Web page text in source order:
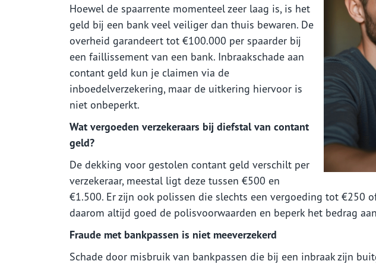
Hoewel de spaarrente momenteel zeer laag is, is het
geld bij een bank veel veiliger dan thuis bewaren. De
overheid garandeert tot €100.000 per spaarder bij
een faillissement van een bank. Inbraakschade aan
contant geld kun je claimen via de
inboedelverzekering, maar de uitkering hiervoor is
niet onbeperkt.
Wat vergoeden verzekeraars bij diefstal van contant
geld?
De dekking voor gestolen contant geld verschilt per
verzekeraar, meestal ligt deze tussen €500 en
€1.500. Er zijn ook polissen die slechts een vergoeding tot €250
daarom altijd goed de polisvoorwaarden en beperk het bedrag
Fraude met bankpassen is niet meeverzekerd
Schade door misbruik van bankpassen die bij een inbraak zijn